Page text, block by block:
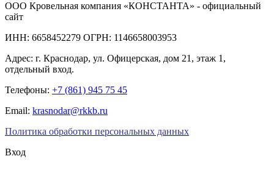
ООО Кровельная компания «КОНСТАНТА» - официальный
сайт
ИНН: 6658452279 ОГРН: 1146658003953
Адрес: г. Краснодар, ул. Офицерская, дом 21, этаж 1,
отдельный вход.
Телефоны: +7 (861) 945 75 45
Email: krasnodar@rkkb.ru
Политика обработки персональных данных
Вход